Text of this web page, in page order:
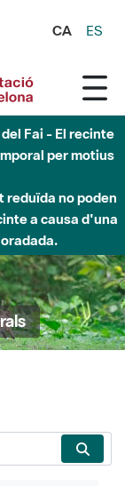
CA ES
Fai - El recinte
per motius
reduïda no poden
a causa d'una